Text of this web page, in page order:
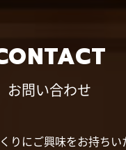
お問い合わせ
りにご興味をお持ちい